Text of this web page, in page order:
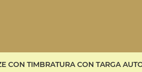
CON TIMBRATURA CON TARGA